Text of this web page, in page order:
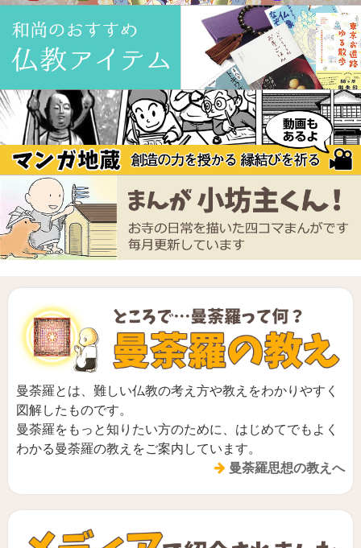
曼荼羅とは、難しい仏教の考え方や教えをわかりやすく
図解したものです。
曼荼羅をもっと知りたい方のために、はじめてでもよく
わかる曼荼羅の教えをご案内しています。
曼荼羅思想の教えへ